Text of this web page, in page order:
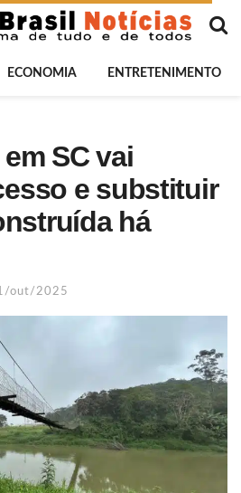
ECONOMIA ENTRETENIMENTO
SC vai
e substituir
há
out/2025